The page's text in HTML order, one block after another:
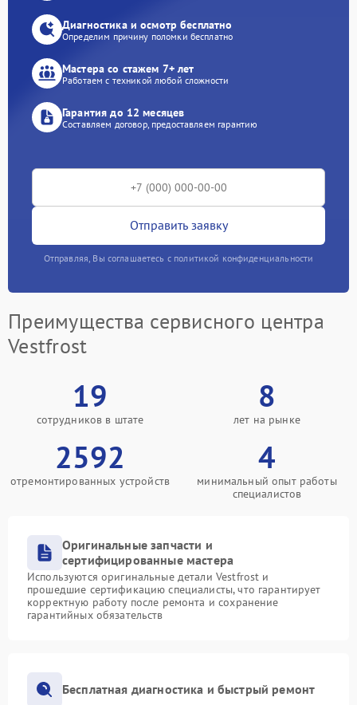
Диагностика и осмотр бесплатно
Определим причину поломки бесплатно
Мастера со стажем 7+ лет
Работаем с техникой любой сложности
Гарантия до 12 месяцев
Составляем договор, предоставляем гарантию
Отправить заявку
Отправляя, Вы соглашаетесь с политикой конфиденциальности
Преимущества сервисного центра
Vestfrost
19
сотрудников в штате
8
лет на рынке
2592
отремонтированных устройств
4
минимальный опыт работы
специалистов
Оригинальные запчасти и
сертифицированные мастера
Используются оригинальные детали Vestfrost и
прошедшие сертификацию специалисты, что гарантирует
корректную работу после ремонта и сохранение
гарантийных обязательств
Бесплатная диагностика и быстрый ремонт